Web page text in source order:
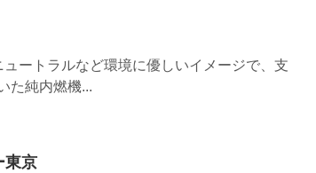
ートラルなど環境に優しいイメージで、支
た純内燃機...
東京